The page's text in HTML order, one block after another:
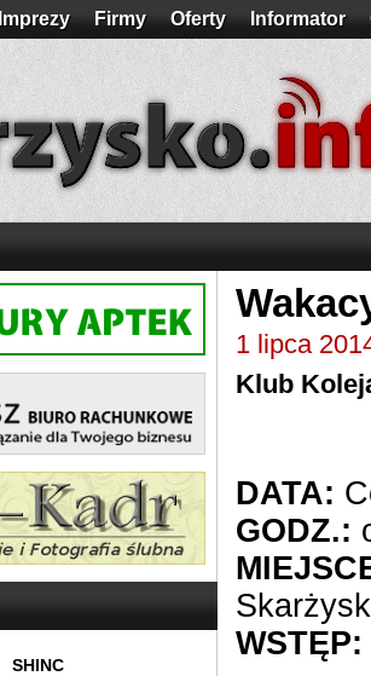
Imprezy Firmy Oferty Informator
SHINC
1 lipca
Klub
DATA:
GODZ.:
WSTĘP: